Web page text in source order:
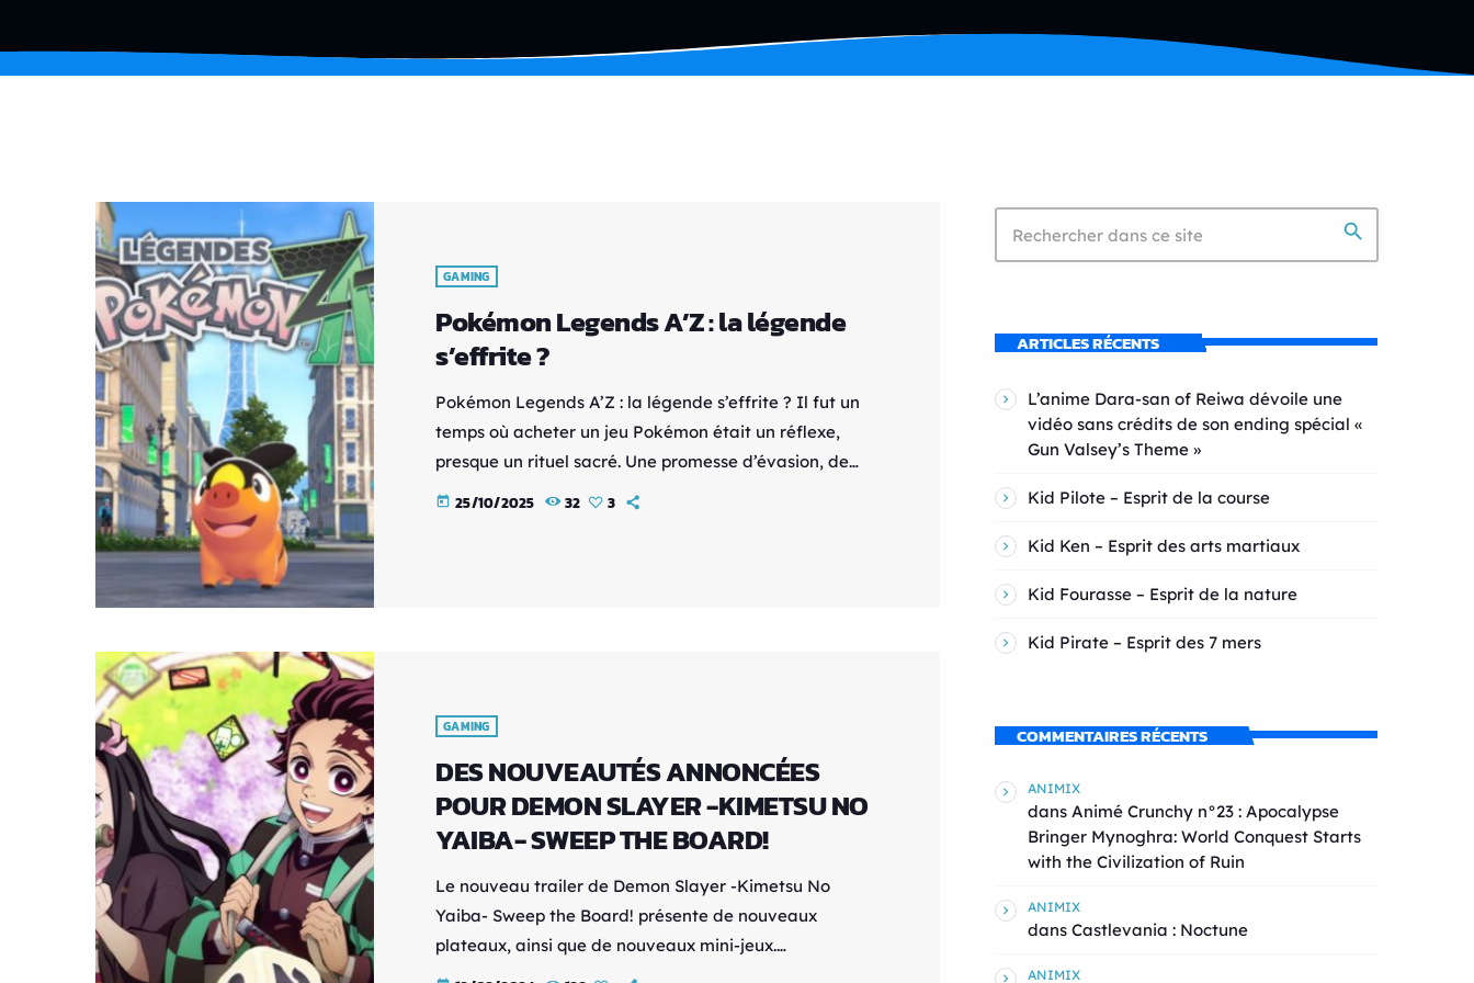
GAMING
Pokémon Legends A’Z : la légende
s’effrite ?
Pokémon Legends A’Z : la légende s’effrite ? Il fut un
temps où acheter un jeu Pokémon était un réflexe,
presque un rituel sacré. Une promesse d’évasion, de
collection, de batailles épiques et de nostalgie pure.
today 25/10/2025 32 3
GAMING
DES NOUVEAUTÉS ANNONCÉES
POUR DEMON SLAYER -KIMETSU NO
YAIBA- SWEEP THE BOARD!
Le nouveau trailer de Demon Slayer -Kimetsu No
Yaiba- Sweep the Board! présente de nouveaux
plateaux, ainsi que de nouveaux mini-jeux.
Précommandez votre version physique dès
search
ARTICLES RÉCENTS
L’anime Dara-san of Reiwa dévoile une
vidéo sans crédits de son ending spécial «
Gun Valsey’s Theme »
Kid Pilote – Esprit de la course
Kid Ken – Esprit des arts martiaux
Kid Fourasse – Esprit de la nature
Kid Pirate – Esprit des 7 mers
COMMENTAIRES RÉCENTS
ANIMIX
dans Animé Crunchy n°23 : Apocalypse
Bringer Mynoghra: World Conquest Starts
with the Civilization of Ruin
ANIMIX
dans Castlevania : Noctune
ANIMIX